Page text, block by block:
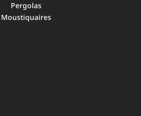
Pergolas
Moustiquaires